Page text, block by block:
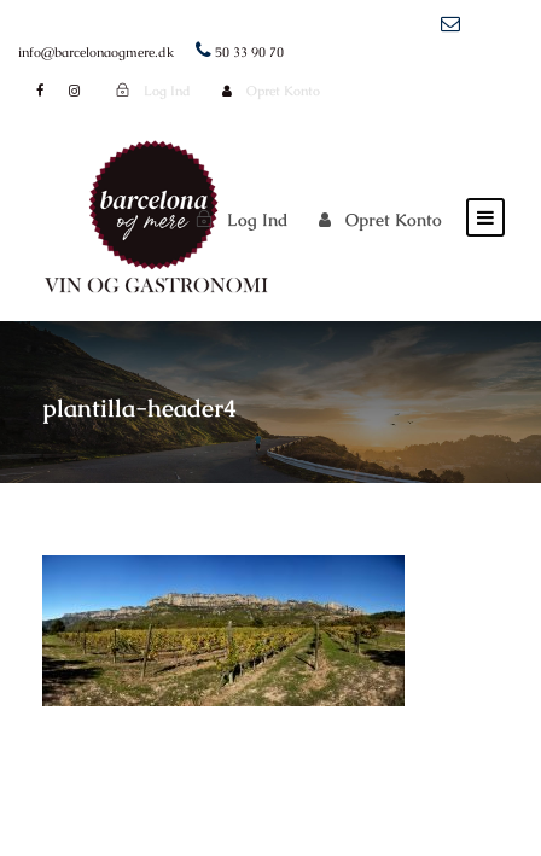
info@barcelonaogmere.dk 50 33 90 70
Log Ind Opret Konto
Log Ind Opret Konto
plantilla-header4